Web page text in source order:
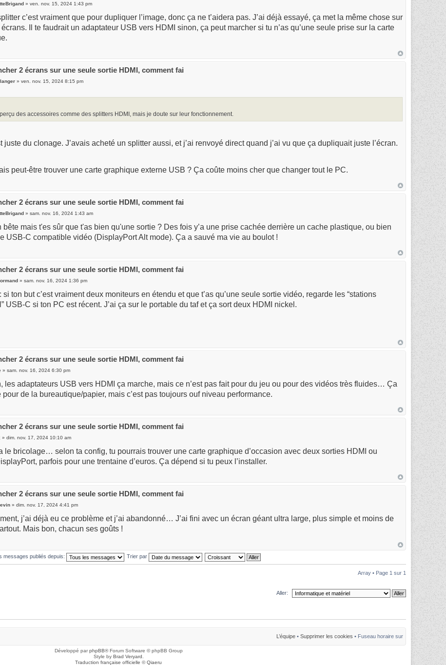
» ven. nov. 15, 2024 1:43 pm
c’est vraiment que pour dupliquer l’image, donc ça ne t’aidera pas. J’ai déjà essayé, ça met la même chose sur
écrans. Il te faudrait un adaptateur USB vers HDMI sinon, ça peut marcher si tu n’as qu’une seule prise sur la carte
2 écrans sur une seule sortie HDMI, comment fai
» ven. nov. 15, 2024 8:15 pm
des accessoires comme des splitters HDMI, mais je doute sur leur fonctionnement.
juste du clonage. J’avais acheté un splitter aussi, et j’ai renvoyé direct quand j’ai vu que ça dupliquait juste l’écran.
peut-être trouver une carte graphique externe USB ? Ça coûte moins cher que changer tout le PC.
2 écrans sur une seule sortie HDMI, comment fai
» sam. nov. 16, 2024 1:43 am
bête mais t'es sûr que t'as bien qu'une sortie ? Des fois y’a une prise cachée derrière un cache plastique, ou bien
USB-C compatible vidéo (DisplayPort Alt mode). Ça a sauvé ma vie au boulot !
2 écrans sur une seule sortie HDMI, comment fai
» sam. nov. 16, 2024 1:36 pm
si ton but c’est vraiment deux moniteurs en étendu et que t’as qu’une seule sortie vidéo, regarde les “stations
USB-C si ton PC est récent. J’ai ça sur le portable du taf et ça sort deux HDMI nickel.
2 écrans sur une seule sortie HDMI, comment fai
» sam. nov. 16, 2024 6:30 pm
les adaptateurs USB vers HDMI ça marche, mais ce n’est pas fait pour du jeu ou pour des vidéos très fluides… Ça
pour de la bureautique/papier, mais c’est pas toujours ouf niveau performance.
2 écrans sur une seule sortie HDMI, comment fai
» dim. nov. 17, 2024 10:10 am
le bricolage… selon ta config, tu pourrais trouver une carte graphique d’occasion avec deux sorties HDMI ou
parfois pour une trentaine d’euros. Ça dépend si tu peux l’installer.
2 écrans sur une seule sortie HDMI, comment fai
» dim. nov. 17, 2024 4:41 pm
j’ai déjà eu ce problème et j’ai abandonné… J’ai fini avec un écran géant ultra large, plus simple et moins de
Mais bon, chacun ses goûts !
messages publiés depuis: Trier par
Array • Page 1 sur 1
Aller:
L’équipe • Supprimer les cookies • Fuseau horaire sur
Développé parphpBB® Forum Software © phpBB Group
Style by Brad Veryard
Traduction française officielle ©Qiaeru